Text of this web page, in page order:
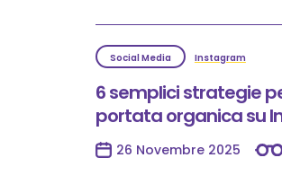
Social Media Instagram
6 semplici strategie
portata organica su
26 Novembre 2025